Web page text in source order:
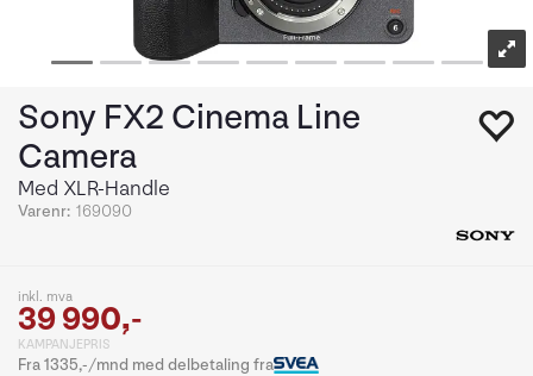
Sony FX2 Cinema Line
Camera
Med XLR-Handle
Varenr: 169090
inkl. mva
39 990,-
KAMPANJEPRIS
Fra 1335,-/mnd med delbetaling fra